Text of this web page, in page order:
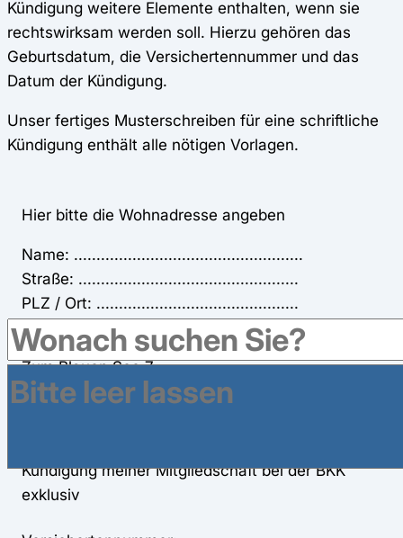
Kündigung weitere Elemente enthalten, wenn sie
rechtswirksam werden soll. Hierzu gehören das
Geburtsdatum, die Versichertennummer und das
Datum der Kündigung.
Unser fertiges Musterschreiben für eine schriftliche
Kündigung enthält alle nötigen Vorlagen.
Hier bitte die Wohnadresse angeben
Name: ...................................................
Straße: .................................................
PLZ / Ort: .............................................
BKK exklusiv
Zum Blauen See 7
31275 Lehrte
Kündigung meiner Mitgliedschaft bei der BKK
exklusiv